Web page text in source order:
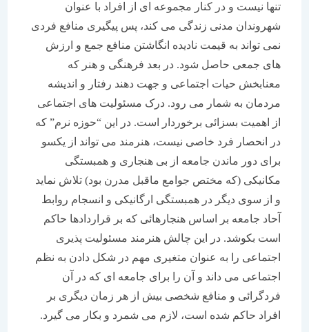
تنها نیست و در کنار مجموعه ای از افراد با عنوان
شهروندان مدنی زندگی می کند، پس پیگیری منافع فردی
نمی تواند به قیمت نادیده انگاشتن منافع جمع و ارزش
های جمعی حاصل شود. در بعد فرهنگی و هنر که
معنابخش حیات اجتماعی و جهت دهند رفتار و اندیشه
مردمان به شمار می رود. درک مسئولیت های اجتماعی
از اهمیت بسزائی برخوردار است. در این “حوزه نرم” که
در انحصار فرد خاصی نیست، هنرمند می تواند از یکسو
برای دور ماندن جامعه از بی هنجاری و همبستگی
مکانیکی (که مختص جوامع ماقبل مدرن بود) تلاش نماید
و از سوی دیگر در همبستگی ارگانیکی و انسجام روابط
آحاد جامعه بر اساس هنجارهائی که بر قراردادها حاکم
است بکوشد. در این چالش هنرمند مسئولیت پذیری
اجتماعی را به عنوان متغیری مهم در شکل دادن به نظم
اجتماعی می داند و آن را برای جامعه ای که در آن
فردگرائی و منافع شخصی بیش از هر زمان دیگری بر
افراد حاکم شده است، لازم می شمرد و بکار می گیرد.